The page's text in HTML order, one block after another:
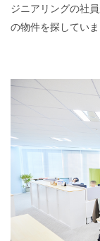
ジニアリングの社
の物件を探していま